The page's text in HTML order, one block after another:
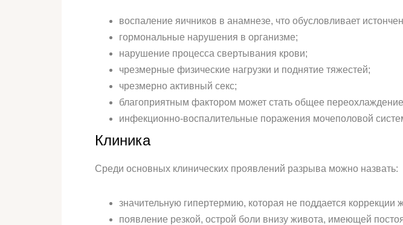
воспаление яичников в анамнезе, что обусловливает
гормональные нарушения в организме;
нарушение процесса свертывания крови;
чрезмерные физические нагрузки и поднятие тяжестей;
чрезмерно активный секс;
благоприятным фактором может стать общее
инфекционно-воспалительные поражения мочеполовой
Клиника
Среди основных клинических проявлений разрыва можно назвать:
значительную гипертермию, которая не поддается
появление резкой, острой боли внизу живота, имеющей